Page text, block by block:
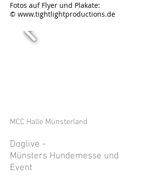
Fotos auf Flyer und Plakate:
© www.tightlightproductions.de
MCC Halle Münsterland
Doglive -
Münsters Hundemesse und
Event